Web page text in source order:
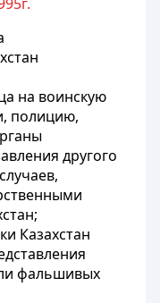
на воинскую
полицию,
другого
Казахстан
фальшивых